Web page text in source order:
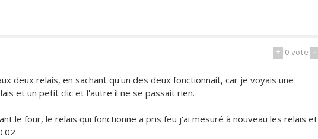
+ 0vote -
deux relais, en sachant qu'un des deux fonctionnait, car je voyais une
et un petit clic et l'autre il ne se passait rien.
le four, le relais qui fonctionne a pris feu j'ai mesuré à nouveau les relais et